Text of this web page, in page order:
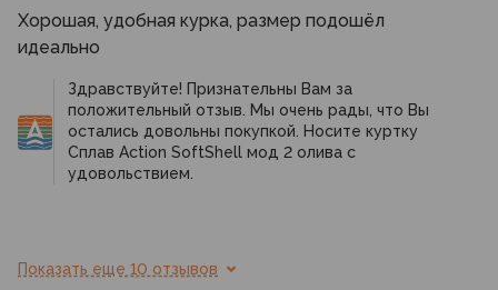
Хорошая, удобная курка, размер подошёл
идеально
Здравствуйте! Признательны Вам за
положительный отзыв. Мы очень рады, что Вы
остались довольны покупкой. Носите куртку
Сплав Action SoftShell мод 2 олива с
удовольствием.
Показать еще 10 отзывов